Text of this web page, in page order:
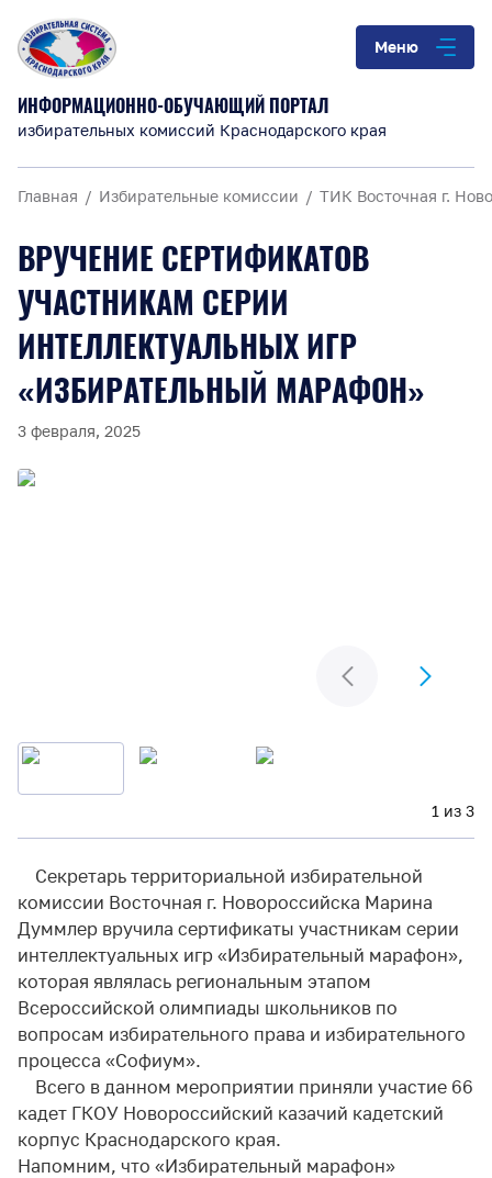
Меню
ИНФОРМАЦИОННО-ОБУЧАЮЩИЙ ПОРТАЛ
избирательных комиссий Краснодарского края
Главная Избирательные комиссии ТИК Восточная г.
ВРУЧЕНИЕ СЕРТИФИКАТОВ
УЧАСТНИКАМ СЕРИИ
ИНТЕЛЛЕКТУАЛЬНЫХ ИГР
«ИЗБИРАТЕЛЬНЫЙ МАРАФОН»
3 февраля, 2025
1 из 3
Секретарь территориальной избирательной
комиссии Восточная г. Новороссийска Марина
Думмлер вручила сертификаты участникам серии
интеллектуальных игр «Избирательный марафон»,
которая являлась региональным этапом
Всероссийской олимпиады школьников по
вопросам избирательного права и избирательного
процесса «Софиум».
Всего в данном мероприятии приняли участие 66
кадет ГКОУ Новороссийский казачий кадетский
корпус Краснодарского края.
Напомним, что «Избирательный марафон»